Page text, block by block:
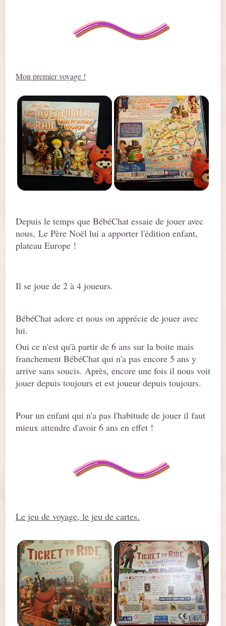
Mon premier voyage !
Depuis le temps que BébéChat essaie de jouer avec
nous, Le Père Noël lui a apporter l'édition enfant,
plateau Europe !
Il se joue de 2 à 4 joueurs.
BébéChat adore et nous on apprécie de jouer avec
lui.
Oui ce n'est qu'à partir de 6 ans sur la boite mais
franchement BébéChat qui n'a pas encore 5 ans y
arrive sans soucis. Après, encore une fois il nous voit
jouer depuis toujours et est joueur depuis toujours.
Pour un enfant qui n'a pas l'habitude de jouer il faut
mieux attendre d'avoir 6 ans en effet !
Le jeu de voyage, le jeu de cartes.